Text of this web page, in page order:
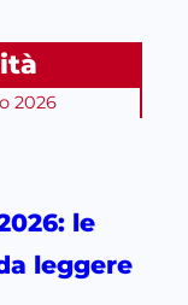
2026
le
leggere